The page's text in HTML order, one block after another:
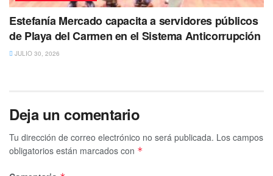
Estefanía Mercado capacita a servidores públicos
de Playa del Carmen en el Sistema Anticorrupción
JULIO 30, 2026
Deja un comentario
Tu dirección de correo electrónico no será publicada. Los campos
obligatorios están marcados con *